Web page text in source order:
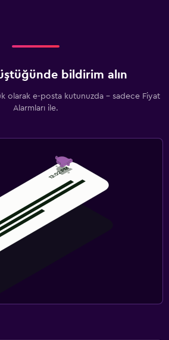
bildirim alın
olarak e-posta kutunuzda - sadece Fiyat
Alarmları ile.